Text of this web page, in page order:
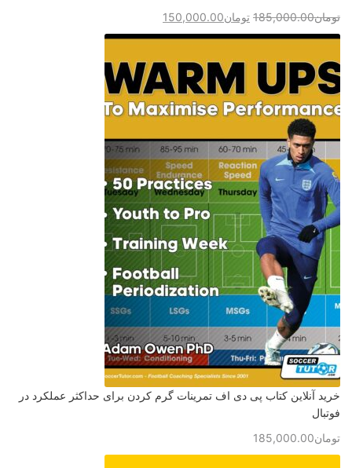
تومان185,000.00 تومان150,000.00
خرید آنلاین کتاب پی دی اف تمرینات گرم کردن برای حداکثر عملکرد در
فوتبال
تومان185,000.00